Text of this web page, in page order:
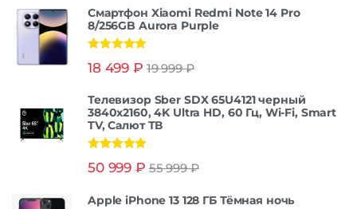
Смартфон Xiaomi Redmi Note 14 Pro
8/256GB Aurora Purple
из 5
18 499 ₽ 19 999₽
Телевизор Sber SDX 65U4121 черный
3840x2160, 4K Ultra HD, 60 Гц, Wi-Fi, Smart
TV, Салют ТВ
из 5
50 999 ₽ 55 999₽
Apple iPhone 13 128 ГБ Тёмная ночь